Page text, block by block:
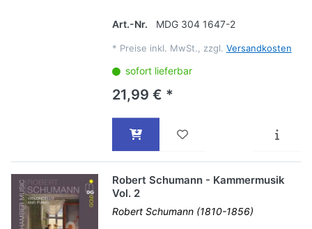
Art.-Nr. MDG 304 1647-2
* Preise inkl. MwSt., zzgl. Versandkosten
sofort lieferbar
21,99 € *
Robert Schumann - Kammermusik
Vol. 2
Robert Schumann (1810-1856)